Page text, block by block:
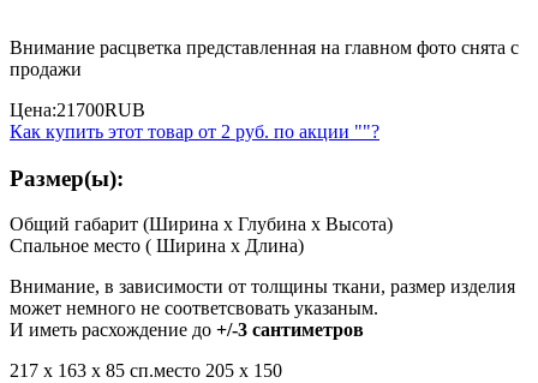
Внимание расцветка представленная на главном фото снята с
продажи
Цена:21700RUB
Как купить этот товар от 2 руб. по акции ""?
Размер(ы):
Общий габарит (Ширина x Глубина x Высота)
Спальное место ( Ширина x Длина)
Внимание, в зависимости от толщины ткани, размер изделия
может немного не соответсвовать указаным.
И иметь расхождение до +/-3 сантиметров
217 х 163 x 85 сп.место 205 х 150